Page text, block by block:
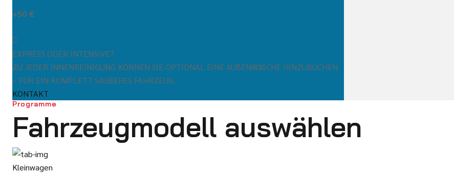
+50 €
EXPRESS ODER INTENSIVE?
ZU JEDER INNENREINIGUNG KÖNNEN SIE OPTIONAL EINE AUẞENWÄSCHE HINZUBUCHEN
– FÜR EIN KOMPLETT SAUBERES FAHRZEUG.
KONTAKT
Programme
Fahrzeugmodell auswählen
Kleinwagen